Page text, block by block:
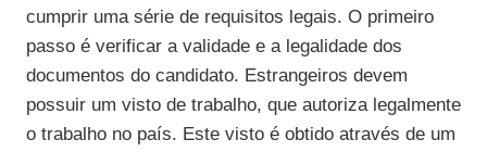
cumprir uma série de requisitos legais. O primeiro
passo é verificar a validade e a legalidade dos
documentos do candidato. Estrangeiros devem
possuir um visto de trabalho, que autoriza legalmente
o trabalho no país. Este visto é obtido através de um